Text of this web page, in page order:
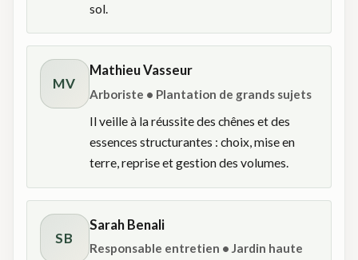
sol.
MV
Mathieu Vasseur
Arboriste • Plantation de grands sujets
Il veille à la réussite des chênes et des
essences structurantes : choix, mise en
terre, reprise et gestion des volumes.
SB
Sarah Benali
Responsable entretien • Jardin haute